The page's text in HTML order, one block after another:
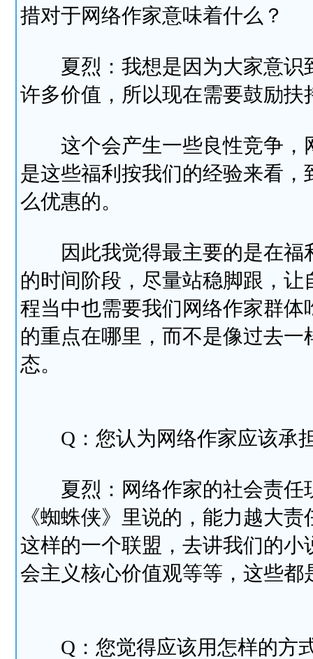
措对于网络作家意味着什么？
夏烈：我想是因为大家意识
许多价值，所以现在需要鼓励扶
这个会产生一些良性竞争，
是这些福利按我们的经验来看
么优惠的。
因此我觉得最主要的是在福
的时间阶段，尽量站稳脚跟，
程当中也需要我们网络作家群
的重点在哪里，而不是像过去
态。
Q：您认为网络作家应该承
夏烈：网络作家的社会责任
《蜘蛛侠》里说的，能力越大
这样的一个联盟，去讲我们的
会主义核心价值观等等，这些
Q：您觉得应该用怎样的方